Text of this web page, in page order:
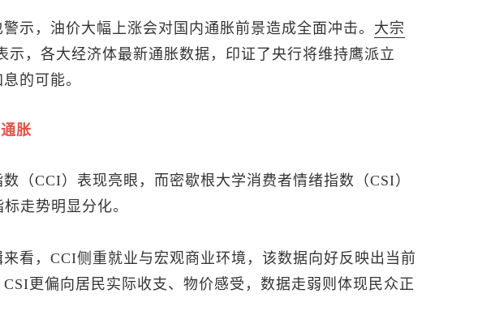
示，油价大幅上涨会对国内通胀前景造成全面冲击。 大宗
示，各大经济体最新通胀数据，印证了央行将维持鹰派立
的可能。
胀
（CCI）表现亮眼，而密歇根大学消费者情绪指数（CSI）
走势明显分化。
看，CCI侧重就业与宏观商业环境，该数据向好反映出当前
更偏向居民实际收支、物价感受，数据走弱则体现民众正